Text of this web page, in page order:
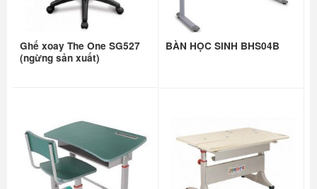
Ghế xoay The One SG527
(ngừng sản xuất)
BÀN HỌC SINH BHS04B